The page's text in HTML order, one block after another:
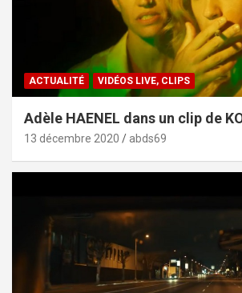
ACTUALITÉ VIDÉOS LIVE, CLIPS
Adèle HAENEL dans un clip de
13 décembre 2020 abds69